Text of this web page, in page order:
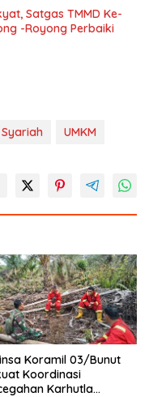
Satgas TMMD Ke-
-Royong Perbaiki
UMKM
Koramil 03/Bunut
Koordinasi
Karhutla